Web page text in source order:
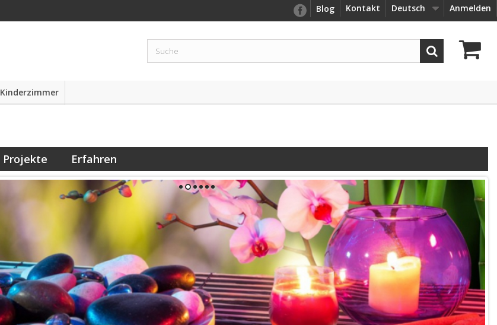
Anmelden
Deutsch
Kontakt
Blog
Kinderzimmer
Projekte Erfahren
1 2 3456